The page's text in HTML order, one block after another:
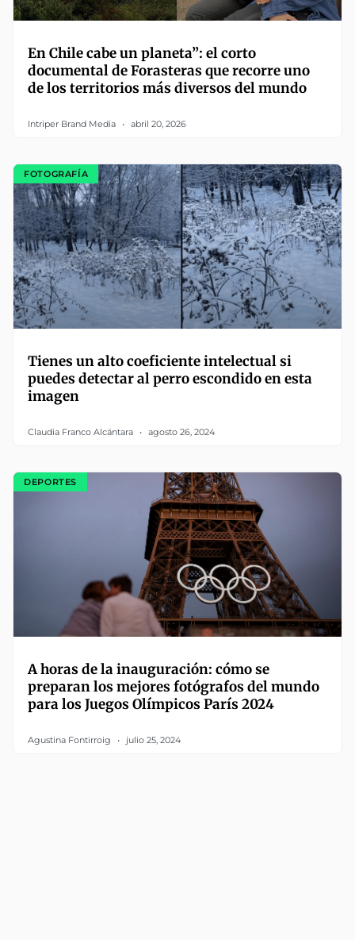
En Chile cabe un planeta”: el corto
documental de Forasteras que recorre uno
de los territorios más diversos del mundo
Intriper Brand Media abril 20, 2026
FOTOGRAFÍA
Tienes un alto coeficiente intelectual si
puedes detectar al perro escondido en esta
imagen
Claudia Franco Alcántara agosto 26, 2024
DEPORTES
A horas de la inauguración: cómo se
preparan los mejores fotógrafos del mundo
para los Juegos Olímpicos París 2024
Agustina Fontirroig julio 25, 2024